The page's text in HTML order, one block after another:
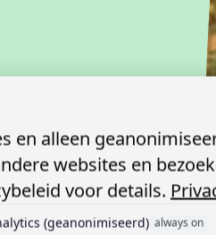
en alleen
websites en
voor details.
(geanonimiseerd) always on